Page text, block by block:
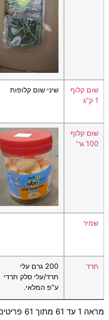
שום קלוף
1 ק"ג
שיני שום קלופות
שום קלוף
100 גר'
שמיר
תרד
200 גרם עלי
תרד/עלי סלק תרדי
ע"פ המלאי.
מראה 1 עד 61 מתוך 61 פריטים